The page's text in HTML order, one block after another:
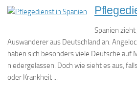
Spanien
Auswanderer aus Deutschland an.
haben sich besonders viele Deutsche auf
niedergelassen. Doch wie sieht es aus,
oder Krankheit ...